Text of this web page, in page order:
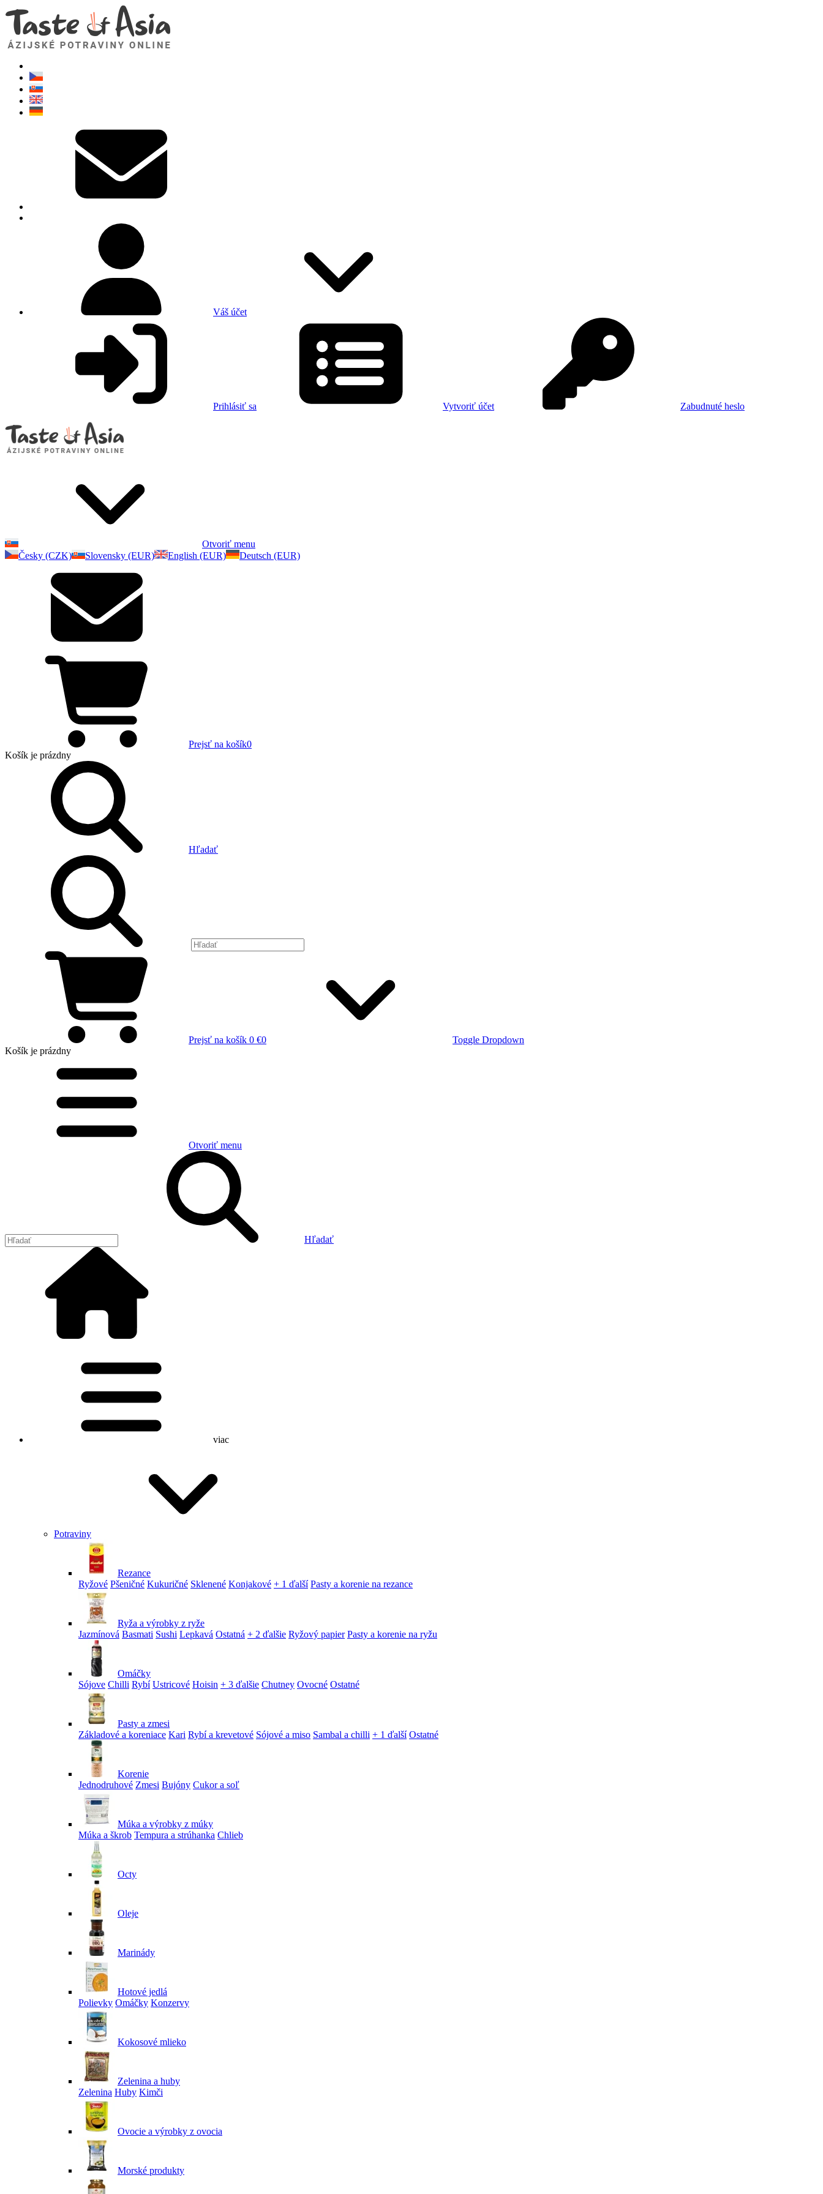
Váš účet
Prihlásiť sa Vytvoriť účet Zabudnuté heslo
Otvoriť menu
Česky (CZK)
Slovensky (EUR) English (EUR) Deutsch (EUR)
Prejsť na košík0
Košík je prázdny
Hľadať
Prejsť na košík 0 €0
Toggle Dropdown
Košík je prázdny
Otvoriť menu
Hľadať
viac
Potraviny
Rezance
Ryžové Pšeničné Kukuričné Sklenené Konjakové + 1 ďalší Pasty a korenie na rezance
Ryža a výrobky z ryže
Jazmínová Basmati Sushi Lepkavá Ostatná + 2 ďalšie Ryžový papier Pasty a korenie na ryžu
Omáčky
Sójove Chilli Rybí Ustricové Hoisin + 3 ďalšie Chutney Ovocné Ostatné
Pasty a zmesi
Základové a koreniace Kari Rybí a krevetové Sójové a miso Sambal a chilli + 1 ďalší Ostatné
Korenie
Jednodruhové Zmesi Bujóny Cukor a soľ
Múka a výrobky z múky
Múka a škrob Tempura a strúhanka Chlieb
Octy
Oleje
Marinády
Hotové jedlá
Polievky Omáčky Konzervy
Kokosové mlieko
Zelenina a huby
Zelenina Huby Kimči
Ovocie a výrobky z ovocia
Morské produkty